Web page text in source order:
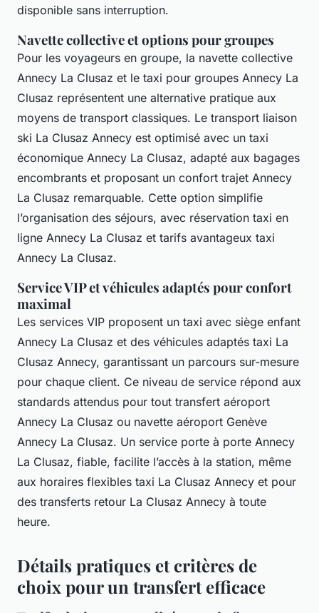
disponible sans interruption.
Navette collective et options pour groupes
Pour les voyageurs en groupe, la navette collective
Annecy La Clusaz et le taxi pour groupes Annecy La
Clusaz représentent une alternative pratique aux
moyens de transport classiques. Le transport liaison
ski La Clusaz Annecy est optimisé avec un taxi
économique Annecy La Clusaz, adapté aux bagages
encombrants et proposant un confort trajet Annecy
La Clusaz remarquable. Cette option simplifie
l’organisation des séjours, avec réservation taxi en
ligne Annecy La Clusaz et tarifs avantageux taxi
Annecy La Clusaz.
Service VIP et véhicules adaptés pour confort
maximal
Les services VIP proposent un taxi avec siège enfant
Annecy La Clusaz et des véhicules adaptés taxi La
Clusaz Annecy, garantissant un parcours sur-mesure
pour chaque client. Ce niveau de service répond aux
standards attendus pour tout transfert aéroport
Annecy La Clusaz ou navette aéroport Genève
Annecy La Clusaz. Un service porte à porte Annecy
La Clusaz, fiable, facilite l’accès à la station, même
aux horaires flexibles taxi La Clusaz Annecy et pour
des transferts retour La Clusaz Annecy à toute
heure.
Détails pratiques et critères de
choix pour un transfert efficace